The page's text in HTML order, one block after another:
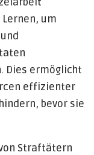
um
Dies ermöglicht
effizienter
bevor sie
Straftätern